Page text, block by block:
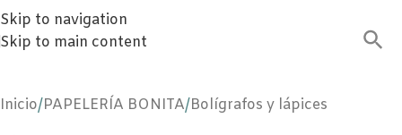
Skip to navigation
Skip to main content
Inicio/PAPELERÍA BONITA/Bolígrafos y lápices